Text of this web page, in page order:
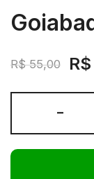
R$55,00
O
R$
-